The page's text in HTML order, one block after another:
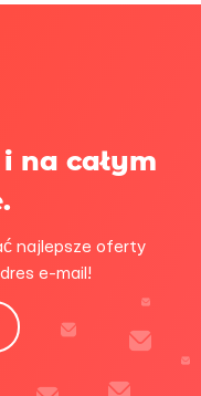
na całym
najlepsze oferty
e-mail!